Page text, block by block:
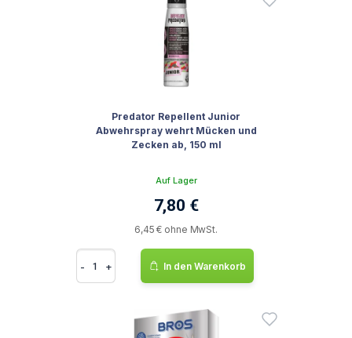
Predator Repellent Junior
Abwehrspray wehrt Mücken und
Zecken ab, 150 ml
Auf Lager
7,80 €
6,45 € ohne MwSt.
- + In den Warenkorb